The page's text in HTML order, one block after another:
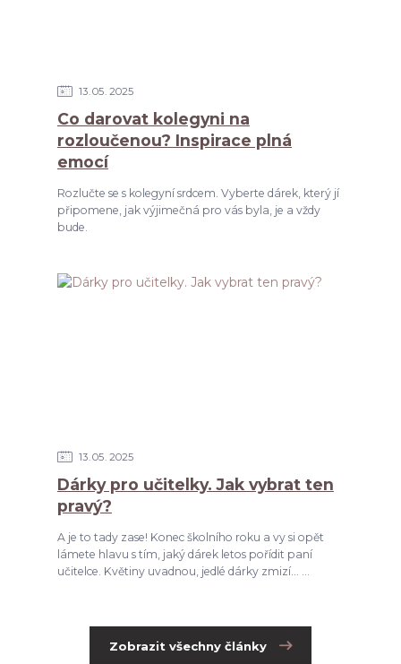
13 05 2025
Co darovat kolegyni na
rozloučenou? Inspirace plná
emocí
Rozlučte se s kolegyní srdcem. Vyberte dárek, který jí
připomene, jak výjimečná pro vás byla, je a vždy
bude.
13 05 2025
Dárky pro učitelky. Jak vybrat ten
pravý?
A je to tady zase! Konec školního roku a vy si opět
lámete hlavu s tím, jaký dárek letos pořídit paní
učitelce. Květiny uvadnou, jedlé dárky zmizí... ...
Zobrazit všechny články